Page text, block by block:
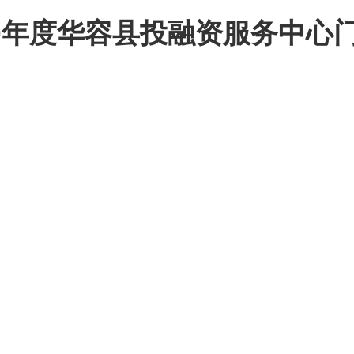
年度华容县投融资服务中心